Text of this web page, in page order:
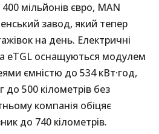
мільйонів євро, MAN
завод, який тепер
на день. Електричні
eTGL оснащуються модулем
ємністю до 534 кВт·год,
до 500 кілометрів без
компанія обіцяє
до 740 кілометрів.